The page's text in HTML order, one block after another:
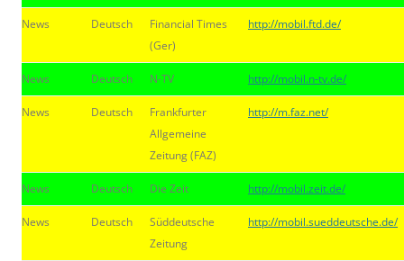
News Deutsch
Financial Times
(Ger)
http://mobil.ftd.de/
News Deutsch N-TV http://mobil.n-tv.de/
News Deutsch
Frankfurter
Allgemeine
Zeitung (FAZ)
http://m.faz.net/
News Deutsch Die Zeit http://mobil.zeit.de/
News Deutsch
Süddeutsche
Zeitung
http://mobil.sueddeutsche.de/